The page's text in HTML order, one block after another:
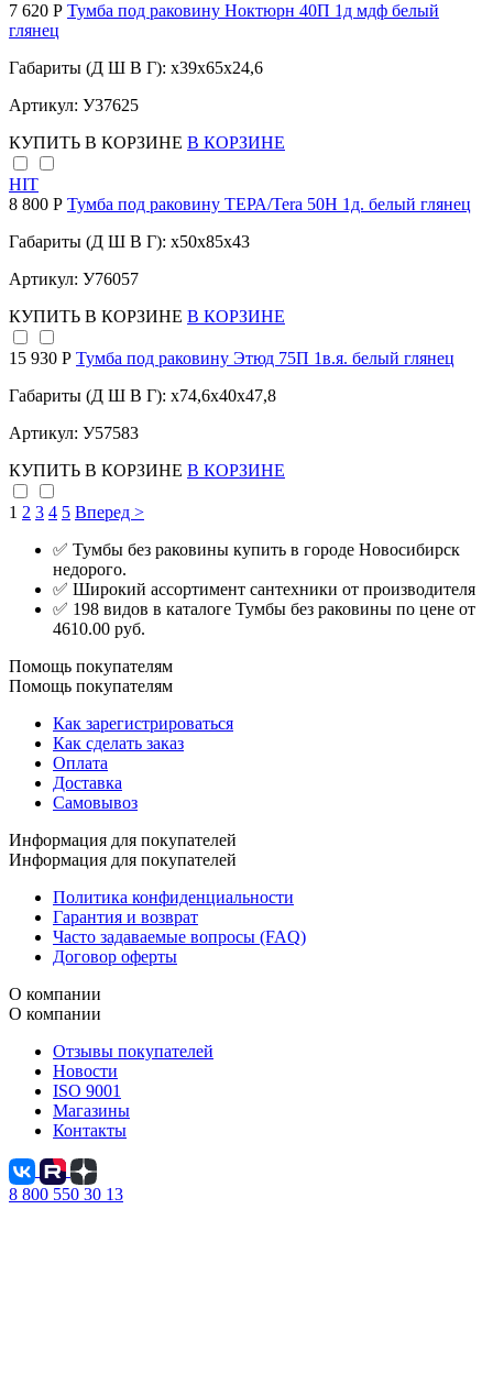
7 620 Р Тумба под раковину Ноктюрн 40П 1д мдф белый
глянец
Габариты (Д Ш В Г): x39x65x24,6
Артикул: У37625
КУПИТЬ В КОРЗИНЕ В КОРЗИНЕ
HIT
8 800 Р Тумба под раковину ТЕРА/Tera 50Н 1д. белый глянец
Габариты (Д Ш В Г): x50x85x43
Артикул: У76057
КУПИТЬ В КОРЗИНЕ В КОРЗИНЕ
15 930 Р Тумба под раковину Этюд 75П 1в.я. белый глянец
Габариты (Д Ш В Г): x74,6x40x47,8
Артикул: У57583
КУПИТЬ В КОРЗИНЕ В КОРЗИНЕ
1 2 3 4 5 Вперед >
✅ Тумбы без раковины купить в городе Новосибирск
недорого.
✅ Широкий ассортимент сантехники от производителя
✅ 198 видов в каталоге Тумбы без раковины по цене от
4610.00 руб.
Помощь покупателям
Помощь покупателям
Как зарегистрироваться
Как сделать заказ
Оплата
Доставка
Самовывоз
Информация для покупателей
Информация для покупателей
Политика конфиденциальности
Гарантия и возврат
Часто задаваемые вопросы (FAQ)
Договор оферты
О компании
О компании
Отзывы покупателей
Новости
ISO 9001
Магазины
Контакты
8 800 550 30 13